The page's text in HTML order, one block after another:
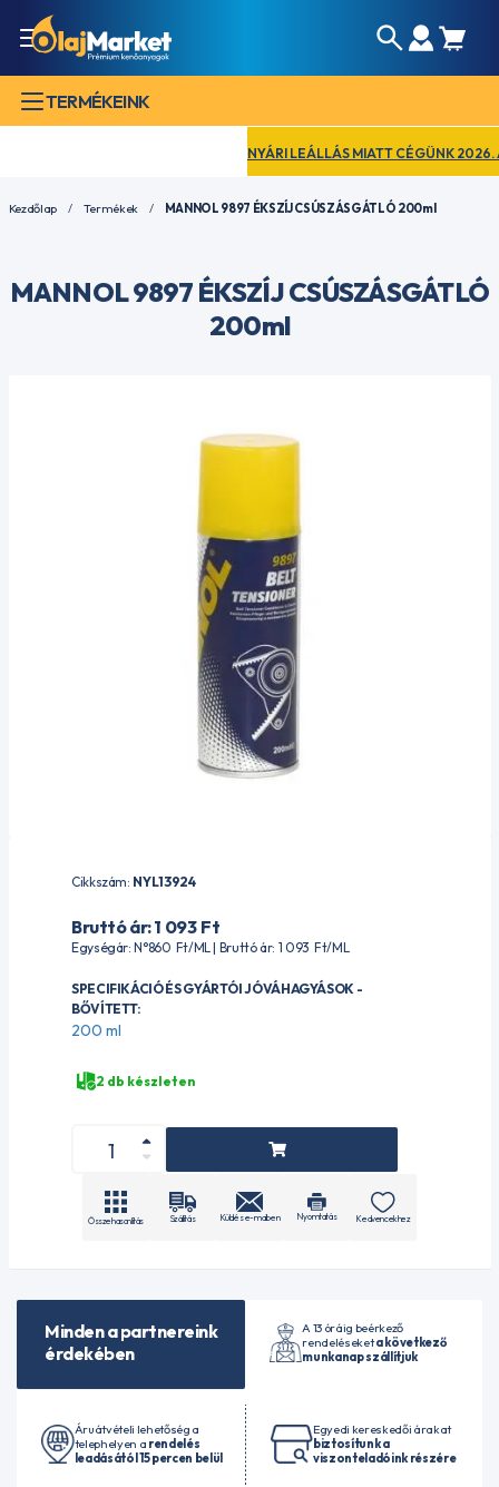
TERMÉKEINK
NYÁRI LEÁLLÁS MIATT CÉGÜNK 2026.
Kezdőlap Termékek MANNOL 9897 ÉKSZÍJ CSÚSZÁSGÁTLÓ 200ml
MANNOL 9897 ÉKSZÍJ CSÚSZÁSGÁTLÓ
200ml
Cikkszám: NYL13924
Bruttó ár: 1 093 Ft
Egységár: N°860 Ft/ML | Bruttó ár: 1 093 Ft/ML
SPECIFIKÁCIÓ ÉS GYÁRTÓI JÓVÁHAGYÁSOK -
BŐVÍTETT:
200 ml
2 db készleten
Összehasonlítás Szállítás Küldés e-mailben Nyomtatás Kedvencekhez
Minden a partnereink
érdekében
A 13 óráig beérkező
rendeléseketa következő
munkanap szállítjuk
Áruátvételi lehetőség a
telephelyen a rendelés
leadásától 15 percen belül
Egyedi kereskedői árakat
biztosítunk a
viszonteladóink részére